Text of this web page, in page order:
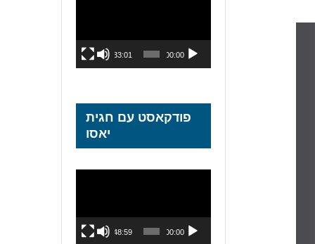
00:00
33:01
פודקאסט עם חגית
יאסו
00:00
48:59